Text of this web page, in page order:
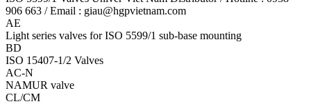
906 663 / Email : giau@hgpvietnam.com
AE
Light series valves for ISO 5599/1 sub-base mounting
BD
ISO 15407-1/2 Valves
AC-N
NAMUR valve
CL/CM